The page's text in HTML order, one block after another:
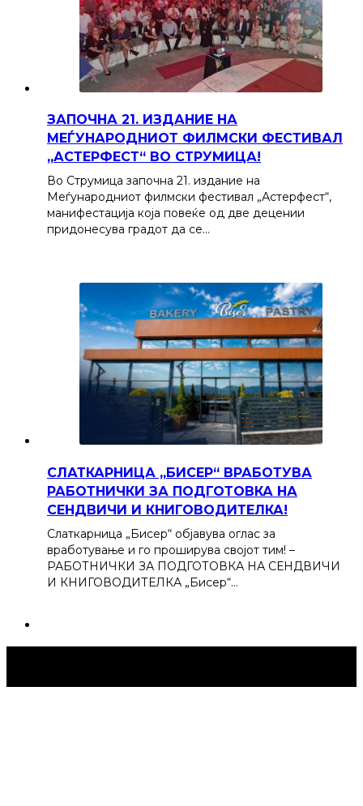
ЗАПОЧНА 21. ИЗДАНИЕ НА
МЕЃУНАРОДНИОТ ФИЛМСКИ ФЕСТИВАЛ
„АСТЕРФЕСТ“ ВО СТРУМИЦА!
Во Струмица започна 21. издание на
Меѓународниот филмски фестивал „Астерфест“,
манифестација која повеќе од две децении
придонесува градот да се…
СЛАТКАРНИЦА „БИСЕР“ ВРАБОТУВА
РАБОТНИЧКИ ЗА ПОДГОТОВКА НА
СЕНДВИЧИ И КНИГОВОДИТЕЛКА!
Слаткарница „Бисер“ објавува оглас за
вработување и го проширува својот тим! –
РАБОТНИЧКИ ЗА ПОДГОТОВКА НА СЕНДВИЧИ
И КНИГОВОДИТЕЛКА „Бисер“…